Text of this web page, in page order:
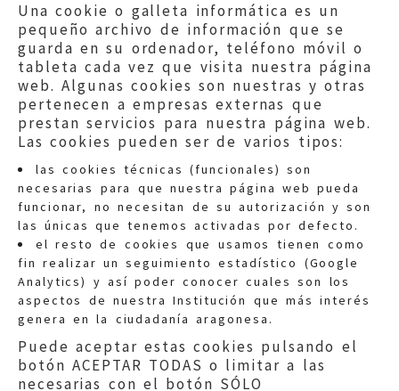
Una cookie o galleta informática es un
pequeño archivo de información que se
guarda en su ordenador, teléfono móvil o
tableta cada vez que visita nuestra página
web. Algunas cookies son nuestras y otras
pertenecen a empresas externas que
prestan servicios para nuestra página web.
Las cookies pueden ser de varios tipos:
las cookies técnicas (funcionales) son
necesarias para que nuestra página web pueda
funcionar, no necesitan de su autorización y son
las únicas que tenemos activadas por defecto.
el resto de cookies que usamos tienen como
fin realizar un seguimiento estadístico (Google
Analytics) y así poder conocer cuales son los
aspectos de nuestra Institución que más interés
genera en la ciudadanía aragonesa.
Puede aceptar estas cookies pulsando el
botón ACEPTAR TODAS o limitar a las
necesarias con el botón SÓLO
Quejas:quejas@eljusticiadearagon.es
Información general:
informacion@eljusticiadearagon.es
Teléfonos:900 210 210/